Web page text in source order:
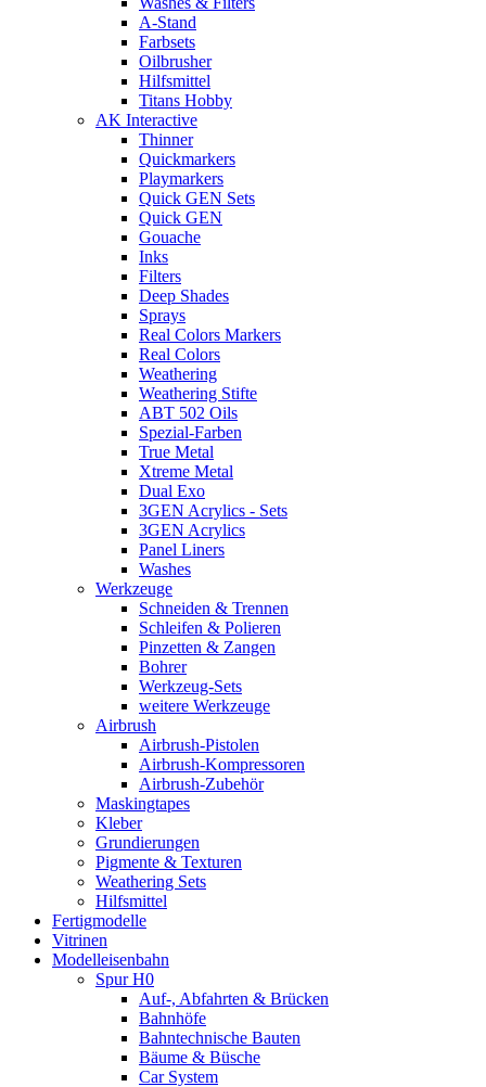
A-Stand
Farbsets
Oilbrusher
Hilfsmittel
Titans Hobby
AK Interactive
Thinner
Quickmarkers
Playmarkers
Quick GEN Sets
Quick GEN
Gouache
Inks
Filters
Deep Shades
Sprays
Real Colors Markers
Real Colors
Weathering
Weathering Stifte
ABT 502 Oils
Spezial-Farben
True Metal
Xtreme Metal
Dual Exo
3GEN Acrylics - Sets
3GEN Acrylics
Panel Liners
Washes
Werkzeuge
Schneiden & Trennen
Schleifen & Polieren
Pinzetten & Zangen
Bohrer
Werkzeug-Sets
weitere Werkzeuge
Airbrush
Airbrush-Pistolen
Airbrush-Kompressoren
Airbrush-Zubehör
Maskingtapes
Kleber
Grundierungen
Pigmente & Texturen
Weathering Sets
Hilfsmittel
Fertigmodelle
Vitrinen
Modelleisenbahn
Spur H0
Auf-, Abfahrten & Brücken
Bahnhöfe
Bahntechnische Bauten
Bäume & Büsche
Car System